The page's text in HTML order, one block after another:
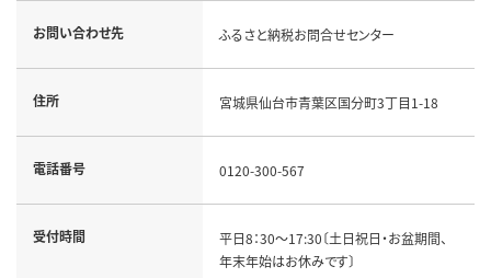
お問い合わせ先 ふるさと納税お問合せセンター
住所 宮城県仙台市青葉区国分町3丁目1-18
電話番号 0120-300-567
受付時間
平日8：30～17:30〔土日祝日・お盆期間、
年末年始はお休みです〕